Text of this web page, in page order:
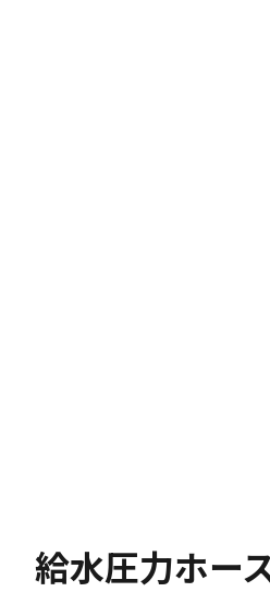
給水圧力ホー